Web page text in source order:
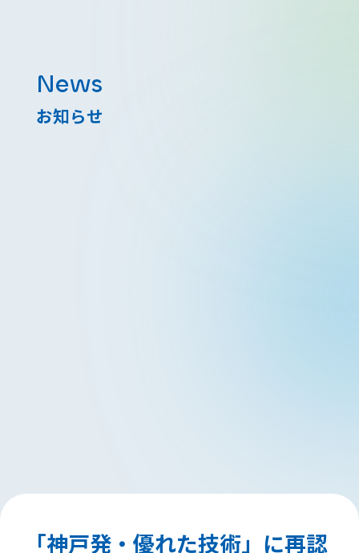
News
お知らせ
「神戸発・優れた技術」に再認